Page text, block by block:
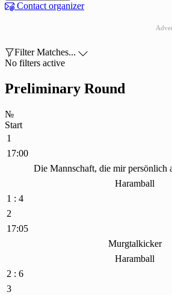
 Contact organizer
Filter Matches... 
No filters active
Preliminary Round
№
Start
1
17:00
Die Mannschaft, die mir persönlich
Haramball
1 : 4
2
17:05
Murgtalkicker
Haramball
2 : 6
3